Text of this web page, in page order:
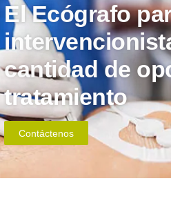
El Ecógrafo
cantidad de
tratamiento
Contáctenos